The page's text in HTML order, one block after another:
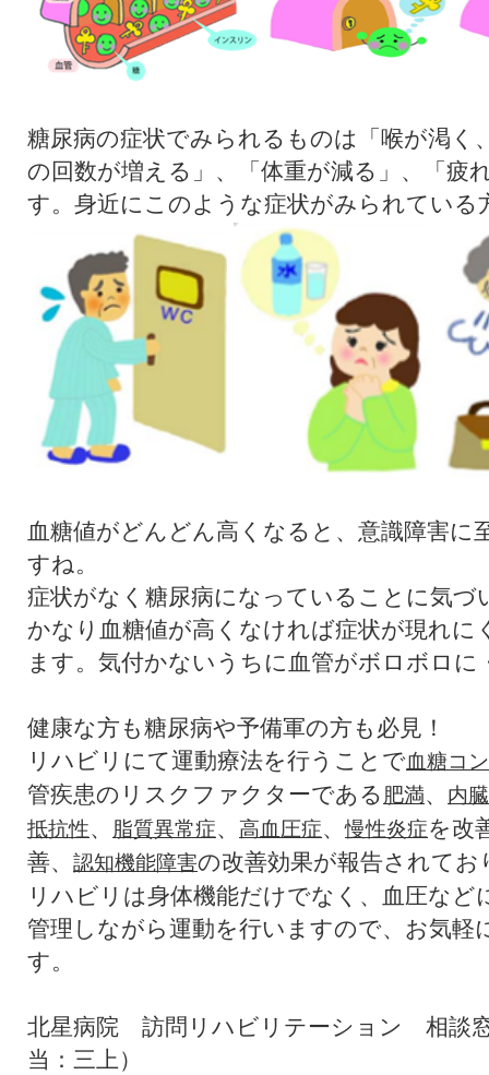
糖尿病の症状でみられるものは「喉が渇く
の回数が増える」、「体重が減る」、「疲
す。身近にこのような症状がみられている
血糖値がどんどん高くなると、意識障害に
すね。
症状がなく糖尿病になっていることに気づ
かなり血糖値が高くなければ症状が現れに
ます。気付かないうちに血管がボロボロに
健康な方も糖尿病や予備軍の方も必見！
リハビリにて運動療法を行うことで血糖コ
管疾患のリスクファクターである肥満、 内
抵抗性、 脂質異常症、 高血圧症、慢性炎症を改
善、 認知機能障害の改善効果が報告されてお
リハビリは身体機能だけでなく、血圧な
管理しながら運動を行いますので、お気軽
す。
北星病院 訪問リハビリテーション 相談
当：三上）